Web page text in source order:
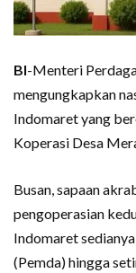
BI-Menteri
mengungkapkan
Indomaret yang
Koperasi Desa
Busan, sapaan
pengoperasian
Indomaret
(Pemda) hingga